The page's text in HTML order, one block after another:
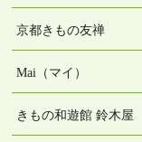
京都きもの友禅
Mai（マイ）
きもの和遊館 鈴木屋